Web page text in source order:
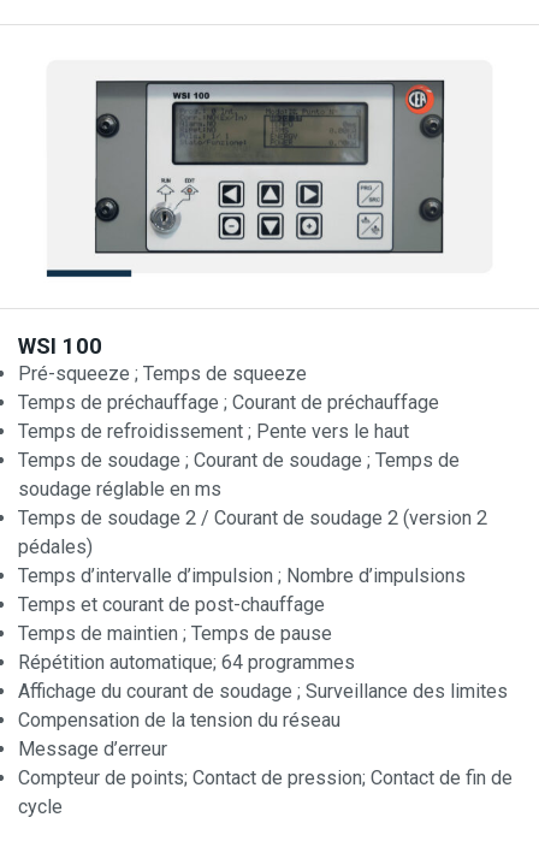
WSI 100
Pré-squeeze ; Temps de squeeze
Temps de préchauffage ; Courant de préchauffage
Temps de refroidissement ; Pente vers le haut
Temps de soudage ; Courant de soudage ; Temps de
soudage réglable en ms
Temps de soudage 2 / Courant de soudage 2 (version 2
pédales)
Temps d’intervalle d’impulsion ; Nombre d’impulsions
Temps et courant de post-chauffage
Temps de maintien ; Temps de pause
Répétition automatique; 64 programmes
Affichage du courant de soudage ; Surveillance des limites
Compensation de la tension du réseau
Message d’erreur
Compteur de points; Contact de pression; Contact de fin de
cycle